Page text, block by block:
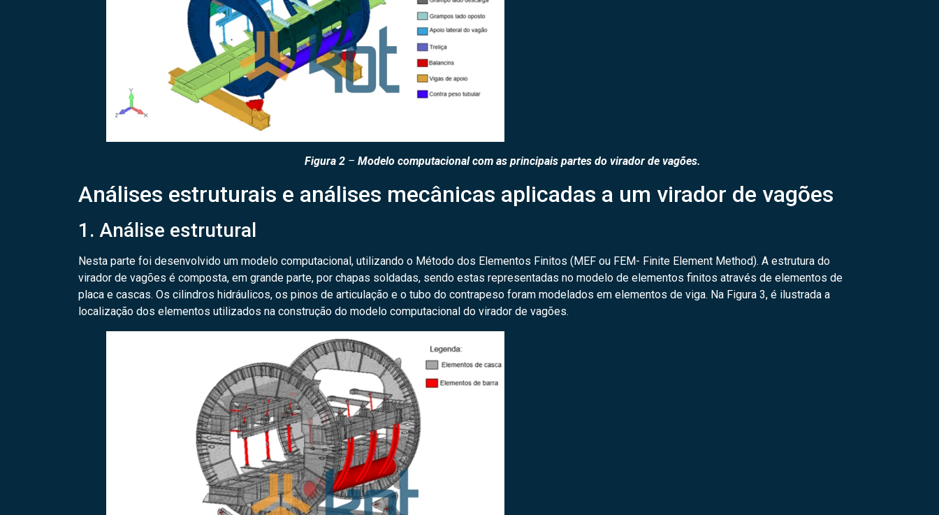
Figura 2 – Modelo computacional com as principais partes do virador de vagões.
Análises estruturais e análises mecânicas aplicadas a um virador de vagões
1. Análise estrutural
Nesta parte foi desenvolvido um modelo computacional, utilizando o Método dos Elementos Finitos (MEF ou FEM- Finite Element Method). A estrutura do
virador de vagões é composta, em grande parte, por chapas soldadas, sendo estas representadas no modelo de elementos finitos através de elementos de
placa e cascas. Os cilindros hidráulicos, os pinos de articulação e o tubo do contrapeso foram modelados em elementos de viga. Na Figura 3, é ilustrada a
localização dos elementos utilizados na construção do modelo computacional do virador de vagões.